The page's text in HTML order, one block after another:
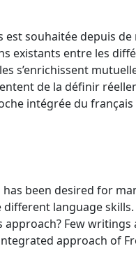
souhaitée depuis de
existants entre les
s’enrichissent
de la définir
intégrée du
been desired for
language
Few
approach of